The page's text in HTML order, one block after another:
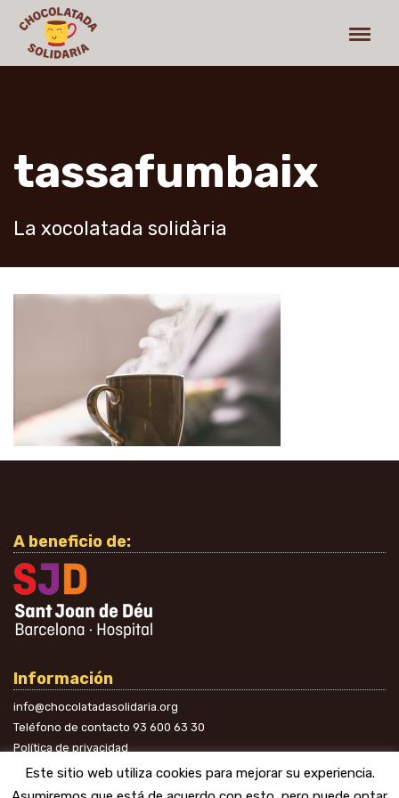
tassafumbaix
La xocolatada solidària
A beneficio de:
Información
info@chocolatadasolidaria.org
Teléfono de contacto 93 600 63 30
Política de privacidad
En las redes
Este sitio web utiliza cookies para mejorar su experiencia.